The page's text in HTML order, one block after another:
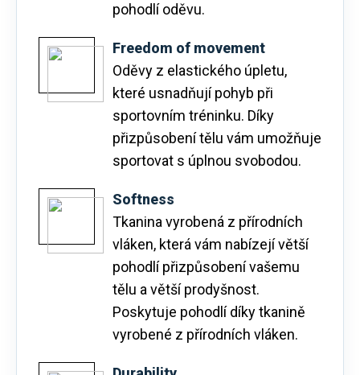
pohodlí oděvu.
Freedom of movement
Oděvy z elastického úpletu,
které usnadňují pohyb při
sportovním tréninku. Díky
přizpůsobení tělu vám umožňuje
sportovat s úplnou svobodou.
Softness
Tkanina vyrobená z přírodních
vláken, která vám nabízejí větší
pohodlí přizpůsobení vašemu
tělu a větší prodyšnost.
Poskytuje pohodlí díky tkanině
vyrobené z přírodních vláken.